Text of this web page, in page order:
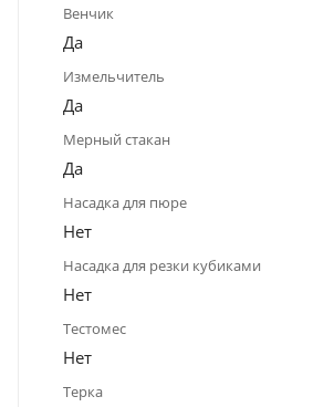
Венчик
Да
Измельчитель
Да
Мерный стакан
Да
Насадка для пюре
Нет
Насадка для резки кубиками
Нет
Тестомес
Нет
Терка